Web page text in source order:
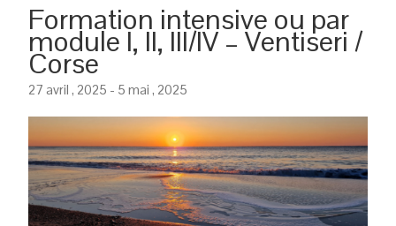
Formation intensive ou par
module I, II, III/IV – Ventiseri /
Corse
27 avril , 2025 - 5 mai , 2025